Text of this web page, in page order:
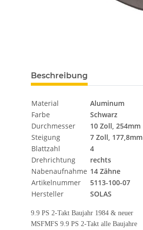
Beschreibung
Material
Aluminum
Farbe
Schwarz
Durchmesser
10 Zoll, 254mm
Steigung
7 Zoll, 177,8mm
Blattzahl
4
Drehrichtung
rechts
Nabenaufnahme 14 Zähne
Artikelnummer
5113-100-07
Hersteller
SOLAS
9.9 PS 2-Takt Baujahr 1984 & neuer
MSFMFS 9.9 PS 2-Takt alle Baujahre